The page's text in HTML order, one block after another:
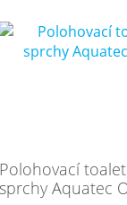
Polohovací
sprchy Aquatec